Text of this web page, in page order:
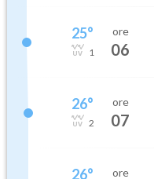
25°
1
ore
06
26°
2
ore
07
26° ore